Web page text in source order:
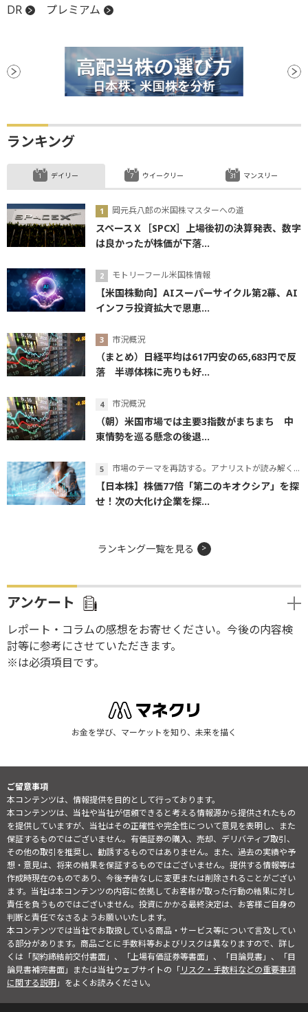
DR プレミアム
ランキング
デイリー
岡元兵八郎の米国株マスターへの道
スペースＸ［SPCX］上場後初の決算発表、数字
は良かったが株価が下落...
モトリーフール米国株情報
【米国株動向】AIスーパーサイクル第2幕、AI
インフラ投資拡大で恩恵...
市況概況
（まとめ）日経平均は617円安の65,683円で反
落 半導体株に売りも好...
市況概況
（朝）米国市場では主要3指数がまちまち 中
東情勢を巡る懸念の後退...
市場のテーマを再訪する。アナリストが読み解くテーマの本質
【日本株】株価77倍「第二のキオクシア」を探
せ！次の大化け企業を探...
ウイークリー マンスリー
ランキング一覧を見る
アンケート
レポート・コラムの感想をお寄せください。今後の内容検
討等に参考にさせていただきます。
※は必須項目です。
お金を学び、マーケットを知り、未来を描く
ご留意事項
本コンテンツは、情報提供を目的として行っております。
本コンテンツは、当社や当社が信頼できると考える情報源から提供されたもの
を提供していますが、当社はその正確性や完全性について意見を表明し、また
保証するものではございません。有価証券の購入、売却、デリバティブ取引、
その他の取引を推奨し、勧誘するものではありません。また、過去の実績や予
想・意見は、将来の結果を保証するものではございません。提供する情報等は
作成時現在のものであり、今後予告なしに変更または削除されることがござい
ます。当社は本コンテンツの内容に依拠してお客様が取った行動の結果に対し
責任を負うものではございません。投資にかかる最終決定は、お客様ご自身の
判断と責任でなさるようお願いいたします。
本コンテンツでは当社でお取扱している商品・サービス等について言及してい
る部分があります。商品ごとに手数料等およびリスクは異なりますので、詳し
くは「契約締結前交付書面」、「上場有価証券等書面」、「目論見書」、「目
論見書補完書面」または当社ウェブサイトの「リスク・手数料などの重要事項
に関する説明」をよくお読みください。